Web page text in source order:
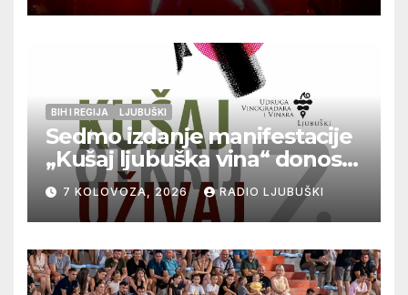
BIH I REGIJA LJUBUŠKI
Sedmo izdanje manifestacije
„Kušaj ljubuška vina“ donosi
vrhunska vina, gastronomiju i
glazbu
7 KOLOVOZA, 2026 RADIO LJUBUŠKI